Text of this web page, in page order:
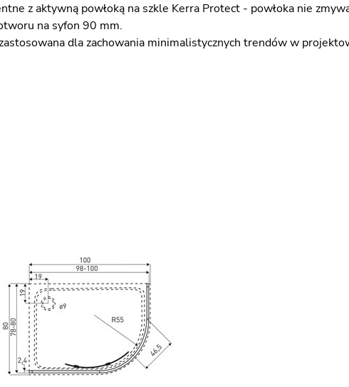
z aktywną powłoką na szkle Kerra Protect - powłoka nie
na syfon 90 mm.
dla zachowania minimalistycznych trendów w